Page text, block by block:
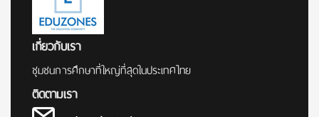
เกี่ยวกับเรา
ชุมชนการศึกษาที่ใหญ่ที่สุดในประเทศไทย
ติดตามเรา